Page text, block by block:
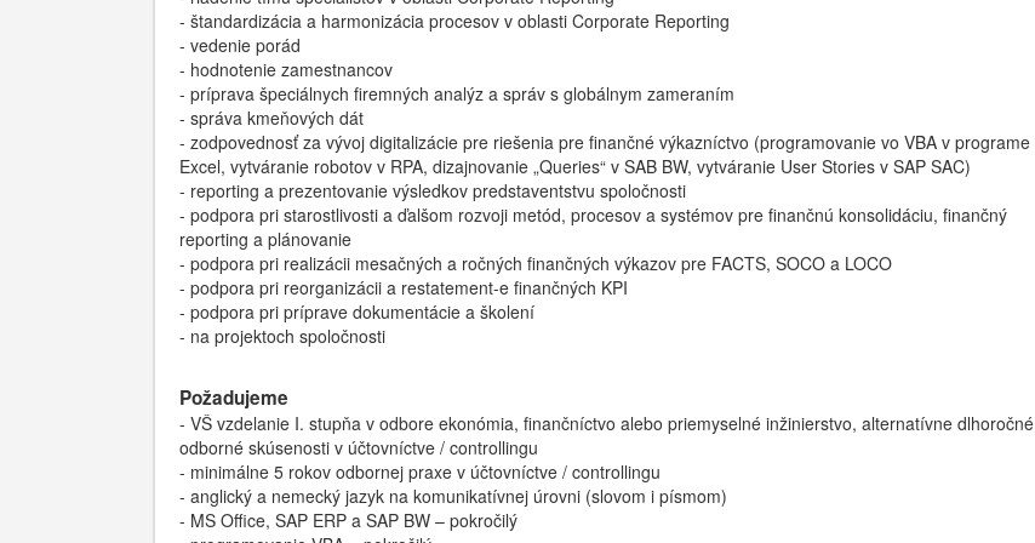
- štandardizácia a harmonizácia procesov v oblasti Corporate Reporting
- vedenie porád
- hodnotenie zamestnancov
- príprava špeciálnych firemných analýz a správ s globálnym zameraním
- správa kmeňových dát
- zodpovednosť za vývoj digitalizácie pre riešenia pre finančné výkazníctvo (programovanie vo VBA v programe
Excel, vytváranie robotov v RPA, dizajnovanie „Queries“ v SAB BW, vytváranie User Stories v SAP SAC)
- reporting a prezentovanie výsledkov predstaventstvu spoločnosti
- podpora pri starostlivosti a ďalšom rozvoji metód, procesov a systémov pre finančnú konsolidáciu, finančný
reporting a plánovanie
- podpora pri realizácii mesačných a ročných finančných výkazov pre FACTS, SOCO a LOCO
- podpora pri reorganizácii a restatement-e finančných KPI
- podpora pri príprave dokumentácie a školení
- na projektoch spoločnosti
Požadujeme
- VŠ vzdelanie I. stupňa v odbore ekonómia, finančníctvo alebo priemyselné inžinierstvo, alternatívne dlhoročné
odborné skúsenosti v účtovníctve / controllingu
- minimálne 5 rokov odbornej praxe v účtovníctve / controllingu
- anglický a nemecký jazyk na komunikatívnej úrovni (slovom i písmom)
- MS Office, SAP ERP a SAP BW – pokročilý